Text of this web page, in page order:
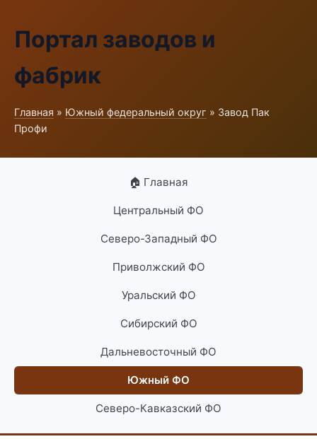
Портал заводов и
фабрик
Главная » Южный федеральный округ » Завод Пак
Профи
🏠 Главная
Центральный ФО
Северо-Западный ФО
Приволжский ФО
Уральский ФО
Сибирский ФО
Дальневосточный ФО
Южный ФО
Северо-Кавказский ФО